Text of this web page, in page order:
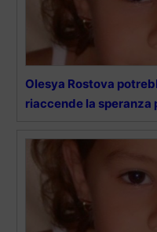
Olesya Rostova
riaccende la speranza